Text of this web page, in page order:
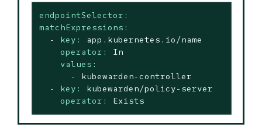
endpointSelector:
matchExpressions:
-
key:
app.kubernetes.io/name
operator:
In
values:
-
kubewarden-controller
-
key:
kubewarden/policy-server
operator:
Exists